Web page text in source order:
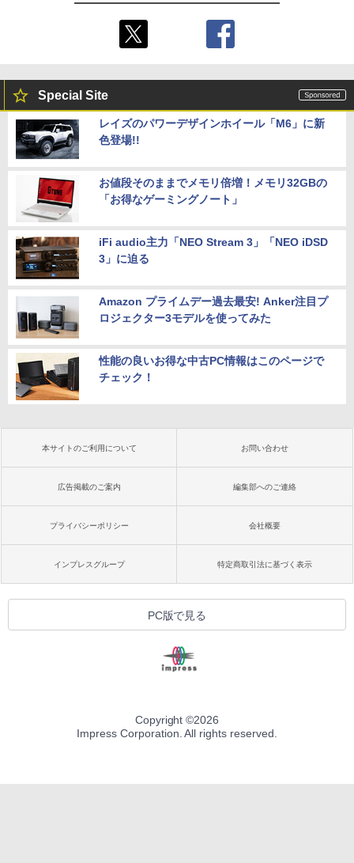
Special Site
レイズのパワーデザインホイール「M6」に新
色登場!!
お値段そのままでメモリ倍増！メモリ32GBの
「お得なゲーミングノート」
iFi audio主力「NEO Stream 3」「NEO iDSD
3」に迫る
Amazon プライムデー過去最安! Anker注目プ
ロジェクター3モデルを使ってみた
性能の良いお得な中古PC情報はこのページで
チェック！
本サイトのご利用について お問い合わせ
広告掲載のご案内 編集部へのご連絡
プライバシーポリシー 会社概要
インプレスグループ 特定商取引法に基づく表示
PC版で見る
Copyright ©2026
Impress Corporation. All rights reserved.